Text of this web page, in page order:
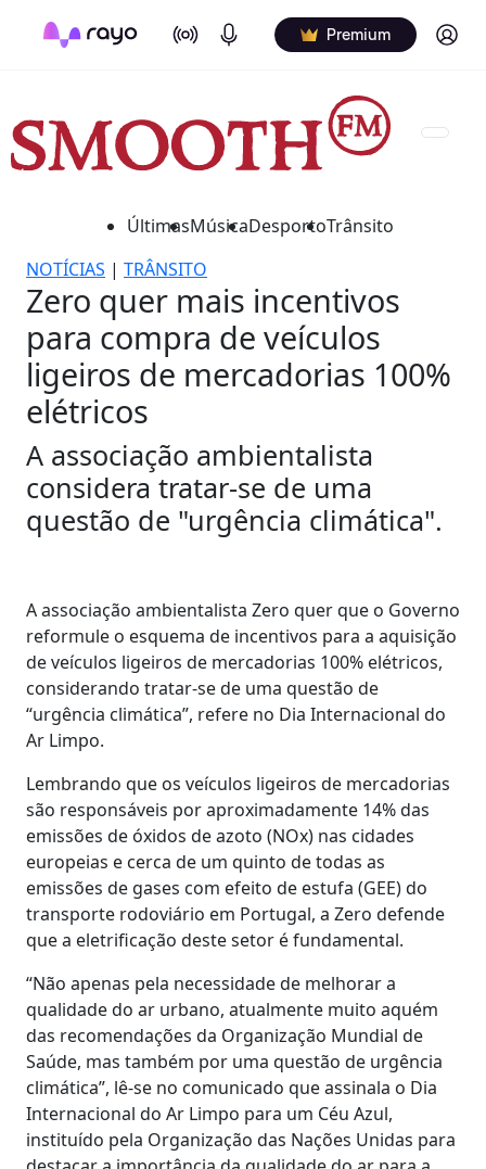
On Air Podcasts Premium Log in
ÚltimasMúsicaDesportoTrânsito
NOTÍCIAS | TRÂNSITO
Zero quer mais incentivos
para compra de veículos
ligeiros de mercadorias 100%
elétricos
A associação ambientalista
considera tratar-se de uma
questão de "urgência climática".
A associação ambientalista Zero quer que o Governo
reformule o esquema de incentivos para a aquisição
de veículos ligeiros de mercadorias 100% elétricos,
considerando tratar-se de uma questão de
“urgência climática”, refere no Dia Internacional do
Ar Limpo.
Lembrando que os veículos ligeiros de mercadorias
são responsáveis por aproximadamente 14% das
emissões de óxidos de azoto (NOx) nas cidades
europeias e cerca de um quinto de todas as
emissões de gases com efeito de estufa (GEE) do
transporte rodoviário em Portugal, a Zero defende
que a eletrificação deste setor é fundamental.
“Não apenas pela necessidade de melhorar a
qualidade do ar urbano, atualmente muito aquém
das recomendações da Organização Mundial de
Saúde, mas também por uma questão de urgência
climática”, lê-se no comunicado que assinala o Dia
Internacional do Ar Limpo para um Céu Azul,
instituído pela Organização das Nações Unidas para